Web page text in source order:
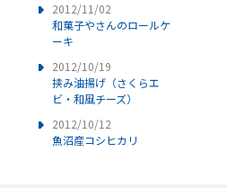
2012/11/02
和菓子やさんのロールケ
ーキ
2012/10/19
挟み油揚げ（さくらエ
ビ・和風チーズ）
2012/10/12
魚沼産コシヒカリ